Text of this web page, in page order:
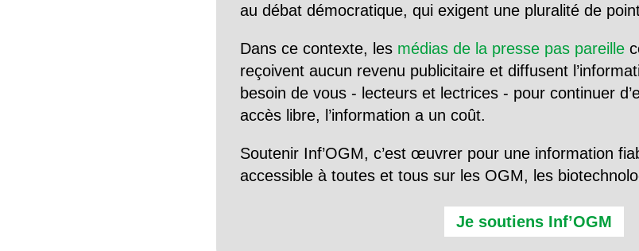
au débat démocratique, qui exigent une pluralité de
Dans ce contexte, les médias de la presse pas pareille
reçoivent aucun revenu publicitaire et diffusent
besoin de vous - lecteurs et lectrices - pour continuer
accès libre, l’information a un coût.
Soutenir Inf’OGM, c’est œuvrer pour une information
accessible à toutes et tous sur les OGM, les
Je soutiens Inf’OGM